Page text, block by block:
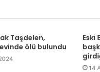
Taşdelen,
ölü bulundu
Eski
14